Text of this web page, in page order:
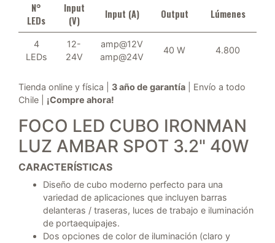
N°
LEDs
Input
(V)
Input (A) Output Lúmenes
4
LEDs
12-
24V
amp@12V
amp@24V
40 W 4.800
Tienda online y física | 3 año de garantía | Envío a todo
Chile | ¡Compre ahora!
FOCO LED CUBO IRONMAN
LUZ AMBAR SPOT 3.2" 40W
CARACTERÍSTICAS
Diseño de cubo moderno perfecto para una
variedad de aplicaciones que incluyen barras
delanteras / traseras, luces de trabajo e iluminación
de portaequipajes.
Dos opciones de color de iluminación (claro y